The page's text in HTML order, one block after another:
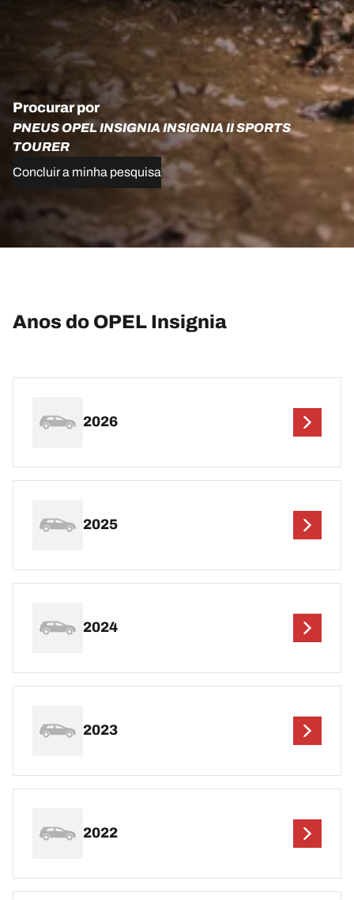
Procurar por
PNEUS OPEL INSIGNIA INSIGNIA II SPORTS
TOURER
Concluir a minha pesquisa
Anos do OPEL Insignia
2026
2025
2024
2023
2022